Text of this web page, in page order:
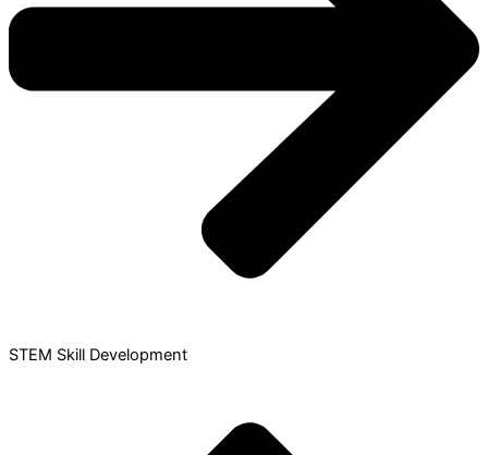
STEM Skill Development